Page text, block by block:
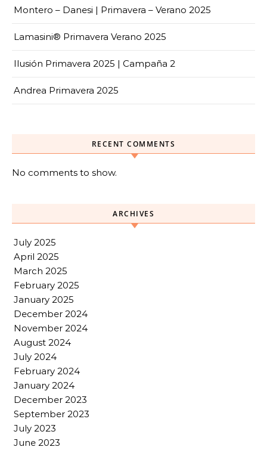
Montero – Danesi | Primavera – Verano 2025
Lamasini® Primavera Verano 2025
Ilusión Primavera 2025 | Campaña 2
Andrea Primavera 2025
RECENT COMMENTS
No comments to show.
ARCHIVES
July 2025
April 2025
March 2025
February 2025
January 2025
December 2024
November 2024
August 2024
July 2024
February 2024
January 2024
December 2023
September 2023
July 2023
June 2023